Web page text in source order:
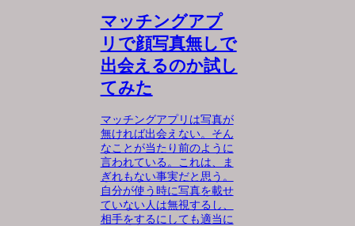
マッチングアプ
リで顔写真無しで
出会えるのか試し
てみた
マッチングアプリは写真が
無ければ出会えない。そん
なことが当たり前のように
言われている。これは、ま
ぎれもない事実だと思う。
自分が使う時に写真を載せ
ていない人は無視するし、
相手をするにしても適当に